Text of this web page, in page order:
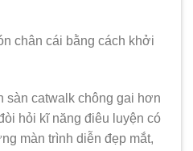
chân cái bằng cách khởi
catwalk chông gai hơn
hỏi kĩ năng điêu luyện có
màn trình diễn đẹp mắt,